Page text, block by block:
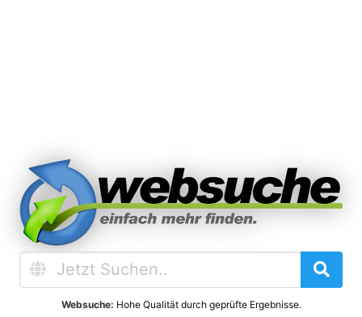
Websuche: Hohe Qualität durch geprüfte Ergebnisse.